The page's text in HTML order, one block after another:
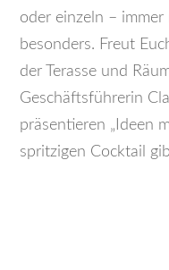
oder einzeln –
besonders. Freut
der Terasse und
Geschäftsführerin
präsentieren „Ideen
spritzigen Cocktail